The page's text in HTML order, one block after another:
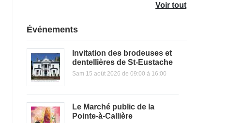
Voir tout
Événements
Invitation des brodeuses et
dentellières de St-Eustache
Sam 15 août 2026 de 09:00 à 16:00
Le Marché public de la
Pointe-à-Callière